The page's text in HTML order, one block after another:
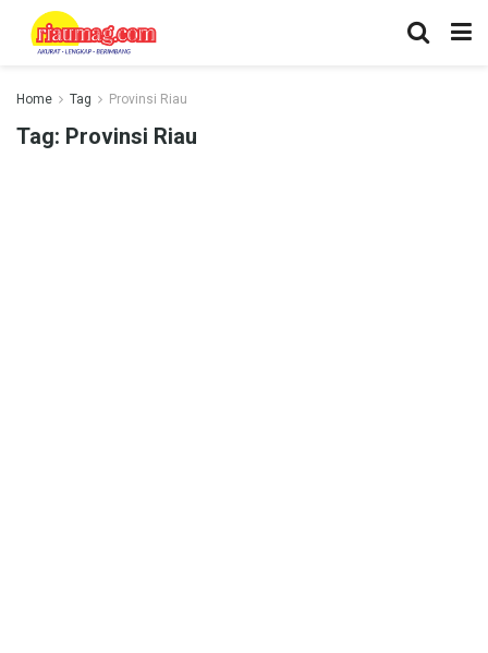
Home Tag Provinsi Riau
Tag: Provinsi Riau